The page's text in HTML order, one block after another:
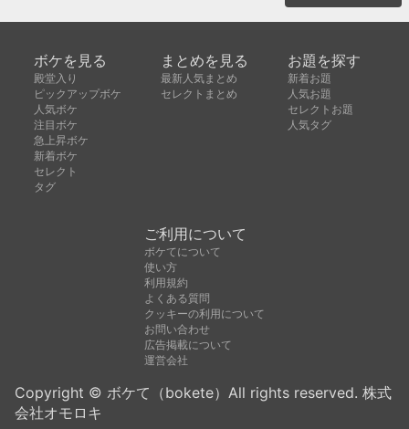
ボケを見る
殿堂入り
ピックアップボケ
人気ボケ
注目ボケ
急上昇ボケ
新着ボケ
セレクト
タグ
まとめを見る
最新人気まとめ
セレクトまとめ
お題を探す
新着お題
人気お題
セレクトお題
人気タグ
ご利用について
ボケてについて
使い方
利用規約
よくある質問
クッキーの利用について
お問い合わせ
広告掲載について
運営会社
Copyright © ボケて（bokete）All rights reserved. 株式
会社オモロキ